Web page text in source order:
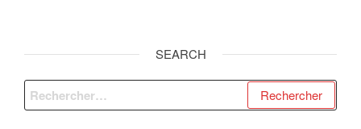
SEARCH
Rechercher :